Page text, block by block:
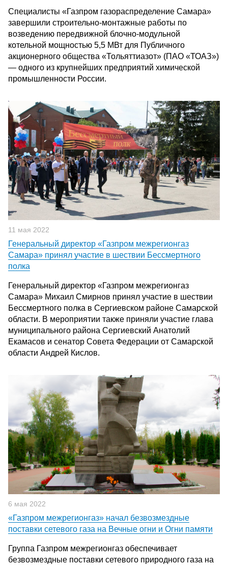
Специалисты «Газпром газораспределение Самара»
завершили строительно-монтажные работы по
возведению передвижной блочно-модульной
котельной мощностью 5,5 МВт для Публичного
акционерного общества «Тольяттиазот» (ПАО «ТОАЗ»)
— одного из крупнейших предприятий химической
промышленности России.
11 мая 2022
Генеральный директор «Газпром межрегионгаз
Самара» принял участие в шествии Бессмертного
полка
Генеральный директор «Газпром межрегионгаз
Самара» Михаил Смирнов принял участие в шествии
Бессмертного полка в Сергиевском районе Самарской
области. В мероприятии также приняли участие глава
муниципального района Сергиевский Анатолий
Екамасов и сенатор Совета Федерации от Самарской
области Андрей Кислов.
6 мая 2022
«Газпром межрегионгаз» начал безвозмездные
поставки сетевого газа на Вечные огни и Огни памяти
Группа Газпром межрегионгаз обеспечивает
безвозмездные поставки сетевого природного газа на